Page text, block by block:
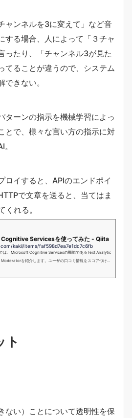
ャンネルを3に変えて」など音
する場合、人によって「３チャ
ったり、「チャンネル3が見た
てることが違うので、システム
きない。
ターンの指示を機械学習によっ
とで、様々な言い方の指示に対
ロイすると、APIのエンドポイ
で文章を送ると、当てはま
れる。
Servicesを使ってみた - Qiita
kakii/items/faf598d7ea7e1dc7c6fb
は、Microsoft Cognitive Servicesの機能であるText Analytic
を紹介します。ユーザの口コミ情報をスコアづけす
ト
ない）ことについて透明性を保